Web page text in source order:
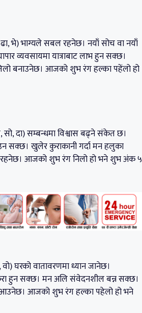
ढा, भे) भाग्यले सबल रहनेछ। नयाँ सोच वा नयाँ
व्यवसायमा यात्राबाट लाभ हुन सक्छ।
बनाउनेछ। आजको शुभ रंग हल्का पहेंलो हो
दा) सम्बन्धमा विश्वास बढ्ने संकेत छ।
सक्छ। खुलेर कुराकानी गर्दा मन हलुका
आजको शुभ रंग निलो हो भने शुभ अंक ५
घरको वातावरणमा ध्यान जानेछ।
हुन सक्छ। मन अलि संवेदनशील बन्न सक्छ।
आउनेछ। आजको शुभ रंग हल्का पहेलो हो भने